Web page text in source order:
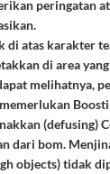
peringatan
di atas karakter
di area
melihatnya,
(defusing)
dari bom.
objects) tidak